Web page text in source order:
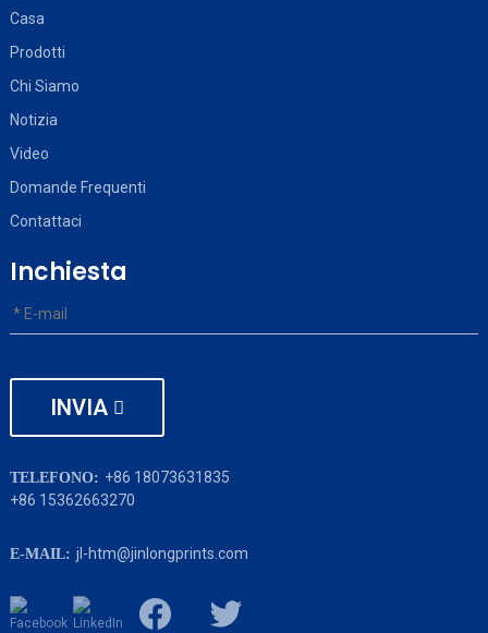
Casa
Prodotti
Chi Siamo
Notizia
Video
Domande Frequenti
Contattaci
Inchiesta
INVIA
TELEFONO: +86 18073631835
+86 15362663270
E-MAIL: jl-htm@jinlongprints.com